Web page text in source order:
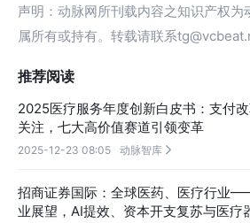
声明：动脉网所刊载内容之知识产权为
属所有或持有。转载请联系
推荐阅读
2025医疗服务年度创新白皮书：支付
关注，七大高价值赛道引领变革
2025-12-23 08:05 动脉智库 
招商证券国际：全球医药、医疗行业
业展望，AI提效、资本开支复苏与医疗